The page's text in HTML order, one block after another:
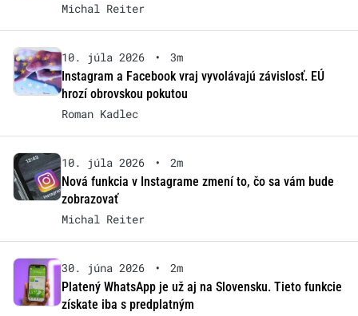
Michal Reiter
10. júla 2026 •
3m
Instagram a Facebook vraj vyvolávajú závislosť. EÚ
hrozí obrovskou pokutou
Roman Kadlec
10. júla 2026 •
2m
Nová funkcia v Instagrame zmení to, čo sa vám bude
zobrazovať
Michal Reiter
30. júna 2026 •
2m
Platený WhatsApp je už aj na Slovensku. Tieto funkcie
získate iba s predplatným